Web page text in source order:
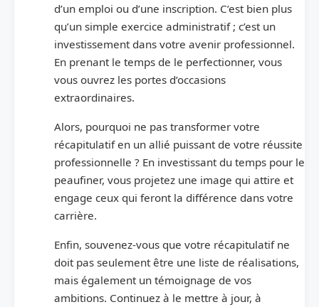
d’un emploi ou d’une inscription. C’est bien plus
qu’un simple exercice administratif ; c’est un
investissement dans votre avenir professionnel.
En prenant le temps de le perfectionner, vous
vous ouvrez les portes d’occasions
extraordinaires.
Alors, pourquoi ne pas transformer votre
récapitulatif en un allié puissant de votre réussite
professionnelle ? En investissant du temps pour le
peaufiner, vous projetez une image qui attire et
engage ceux qui feront la différence dans votre
carrière.
Enfin, souvenez-vous que votre récapitulatif ne
doit pas seulement être une liste de réalisations,
mais également un témoignage de vos
ambitions. Continuez à le mettre à jour, à